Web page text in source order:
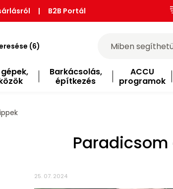
| B2B Portál
(6)
Barkácsolás,
építkezés
ACCU
programok
25. 07. 2024